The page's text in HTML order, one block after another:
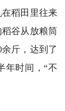
稻田里往来
谷从放粮筒
斤，达到了
年时间，“不